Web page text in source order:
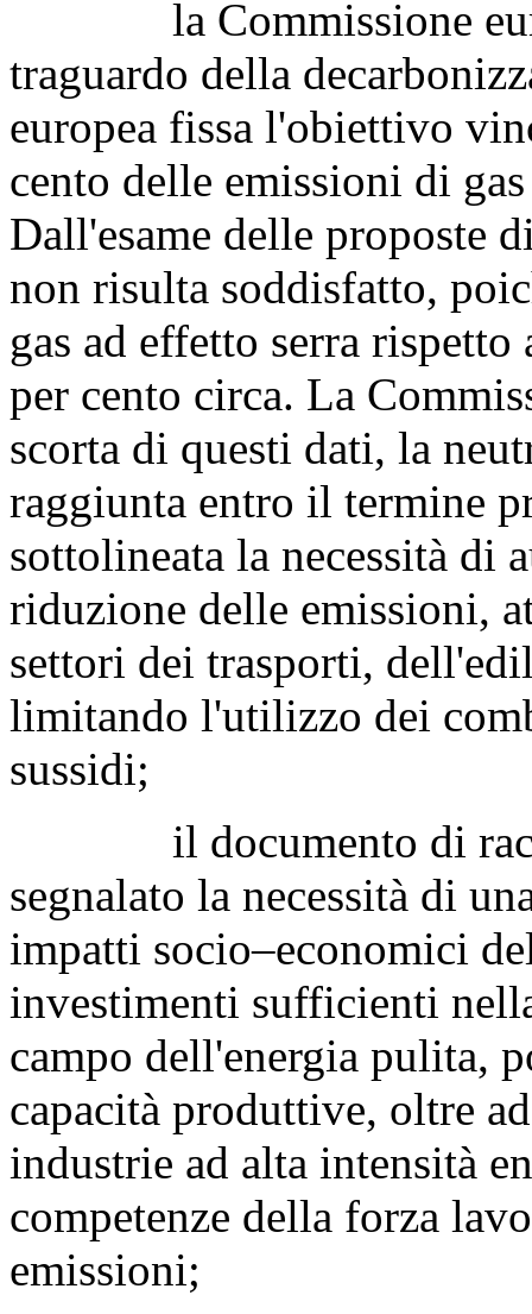
la Commissione
traguardo della
europea fissa l'obiettivo
cento delle emissioni di
Dall'esame delle proposte
non risulta soddisfatto,
gas ad effetto serra
per cento circa. La
scorta di questi dati, la
raggiunta entro il termine
sottolineata la necessità di
riduzione delle emissioni,
settori dei trasporti,
limitando l'utilizzo dei
sussidi;
il documento di
segnalato la necessità di
impatti socio–economici
investimenti sufficienti
campo dell'energia pulita,
capacità produttive, oltre
industrie ad alta intensità
competenze della forza
emissioni;